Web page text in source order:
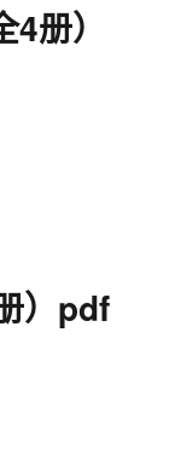
册）
）pdf